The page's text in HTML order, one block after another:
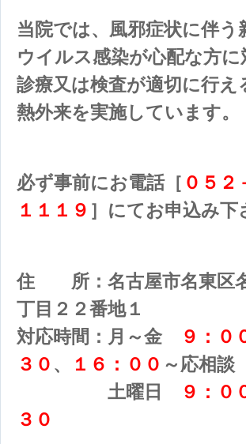
当院では、風邪症状に伴う
ウイルス感染が心配な方に
診療又は検査が適切に行え
熱外来を実施しています。
必ず事前にお電話［ ０５２
１１１９ ］にてお申込み下
住 所：名古屋市名東区
丁目２２番地１
対応時間：月～金
９：０
３０ 、 １６：００ ～応相談
土曜日
９：０
３０